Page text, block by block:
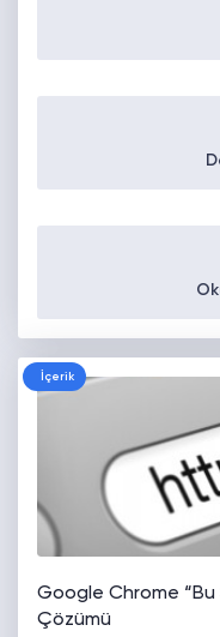
İçerik
Google Chrome “Bu
Çözümü